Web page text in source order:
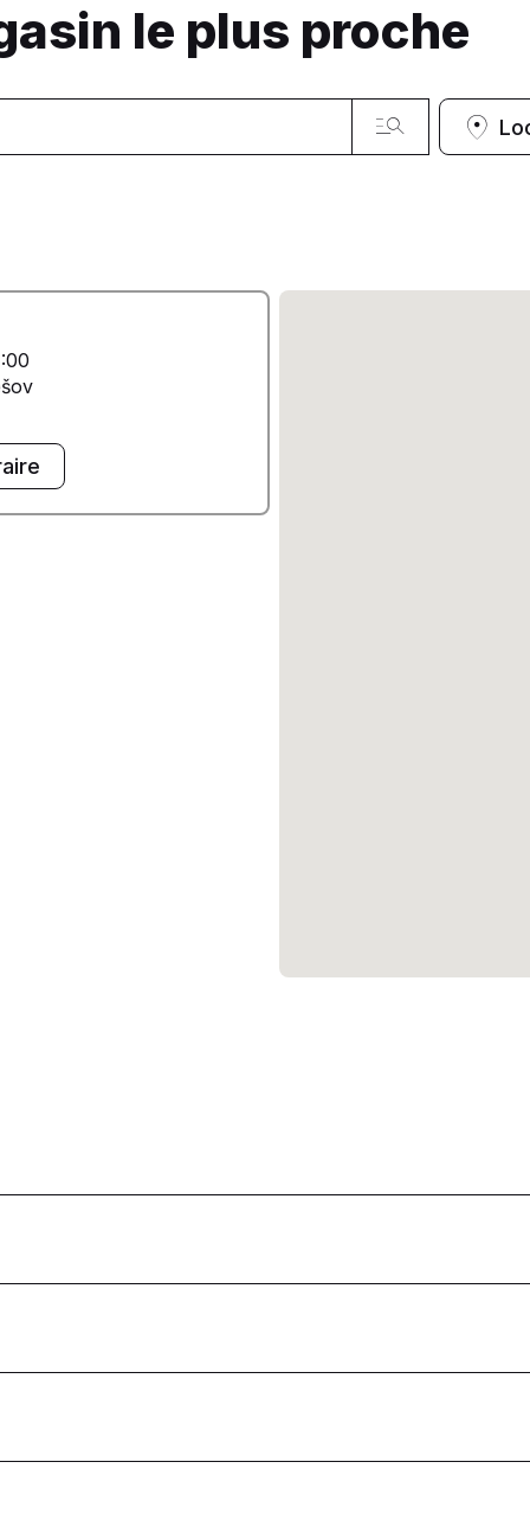
le plus proche
Al Madinah Province
Al
Northern Borders Province